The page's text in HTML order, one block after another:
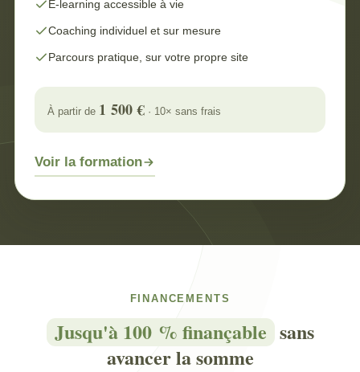
E-learning accessible à vie
Coaching individuel et sur mesure
Parcours pratique, sur votre propre site
À partir de 1 500 € · 10× sans frais
Voir la formation
FINANCEMENTS
Jusqu'à 100 % finançable sans
avancer la somme